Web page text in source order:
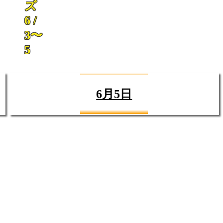
ズ
6 /
3〜
5
6月5日